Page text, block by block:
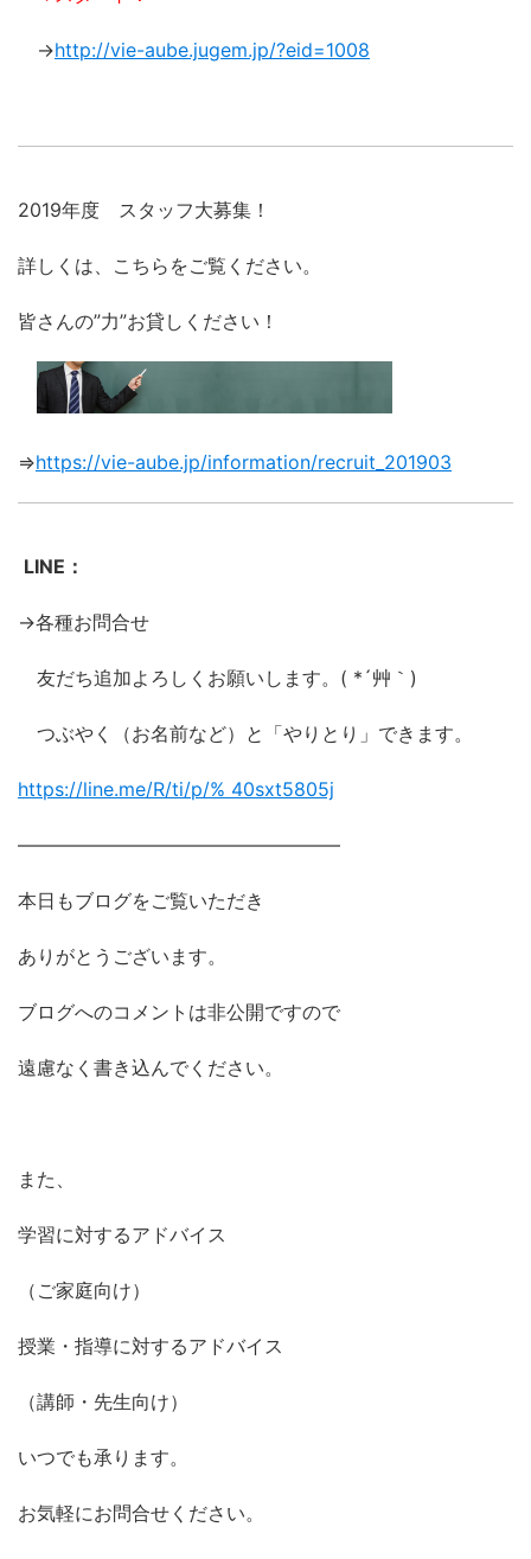
→http://vie-aube.jugem.jp/?eid=1008
2019年度 スタッフ大募集！
詳しくは、こちらをご覧ください。
皆さんの”力”お貸しください！
⇒https://vie-aube.jp/information/recruit_201903
LINE：
→各種お問合せ
友だち追加よろしくお願いします。( *´艸｀)
つぶやく（お名前など）と「やりとり」できます。
https://line.me/R/ti/p/% 40sxt5805j
―――――――――――――――――
本日もブログをご覧いただき
ありがとうございます。
ブログへのコメントは非公開ですので
遠慮なく書き込んでください。
また、
学習に対するアドバイス
（ご家庭向け）
授業・指導に対するアドバイス
（講師・先生向け）
いつでも承ります。
お気軽にお問合せください。